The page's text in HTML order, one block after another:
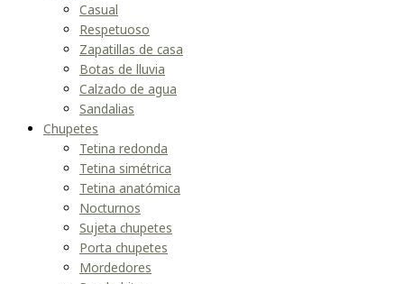
Casual
Respetuoso
Zapatillas de casa
Botas de lluvia
Calzado de agua
Sandalias
Chupetes
Tetina redonda
Tetina simétrica
Tetina anatómica
Nocturnos
Sujeta chupetes
Porta chupetes
Mordedores